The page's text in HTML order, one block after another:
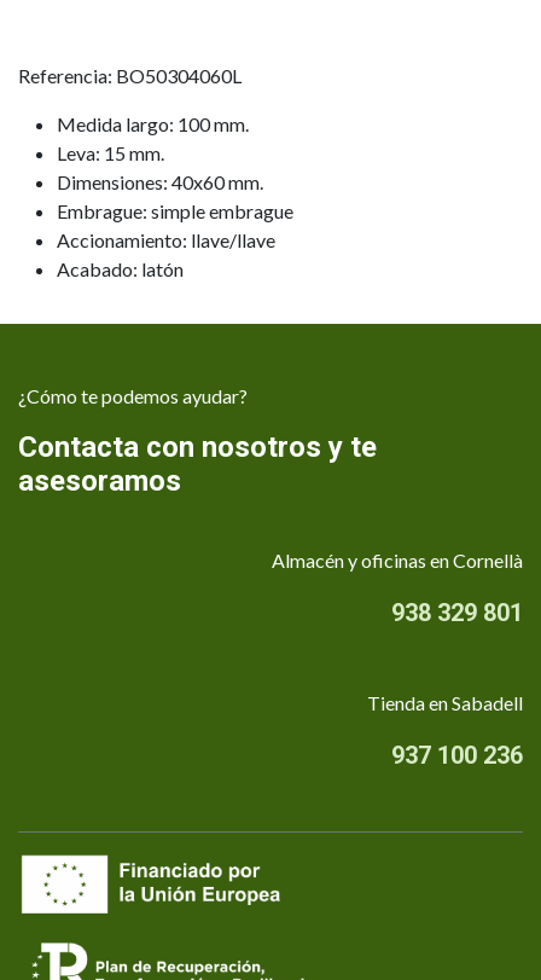
Referencia: BO50304060L
Medida largo: 100 mm.
Leva: 15 mm.
Dimensiones: 40x60 mm.
Embrague: simple embrague
Accionamiento: llave/llave
Acabado: latón
¿Cómo te podemos ayudar?
Contacta con nosotros y te
asesoramos
Almacén y oficinas en Cornellà
938 329 801
Tienda en Sabadell
937 100 236